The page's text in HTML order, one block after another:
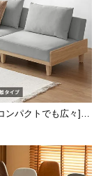
ンパクトでも広々] 3
ッド リクライニン